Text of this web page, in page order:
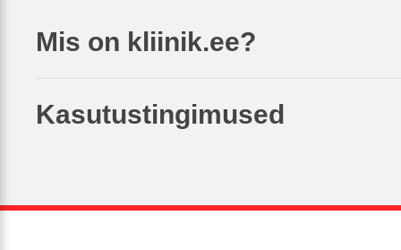
Mis on kliinik.ee?
Kasutustingimused